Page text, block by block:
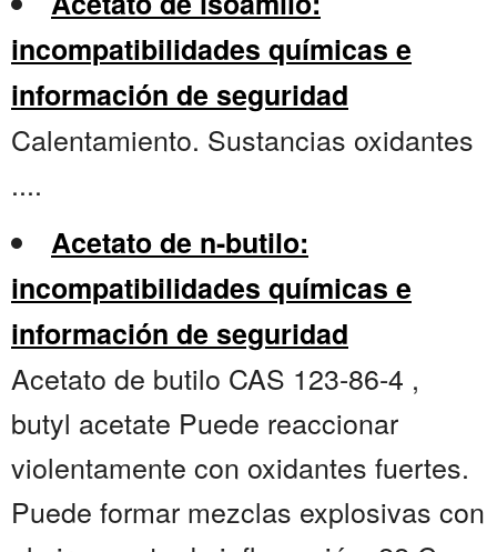
incompatibilidades químicas e
información de seguridad
Calentamiento. Sustancias oxidantes
....
Acetato de n-butilo:
incompatibilidades químicas e
información de seguridad
Acetato de butilo CAS 123-86-4 ,
butyl acetate Puede reaccionar
violentamente con oxidantes fuertes.
Puede formar mezclas explosivas con